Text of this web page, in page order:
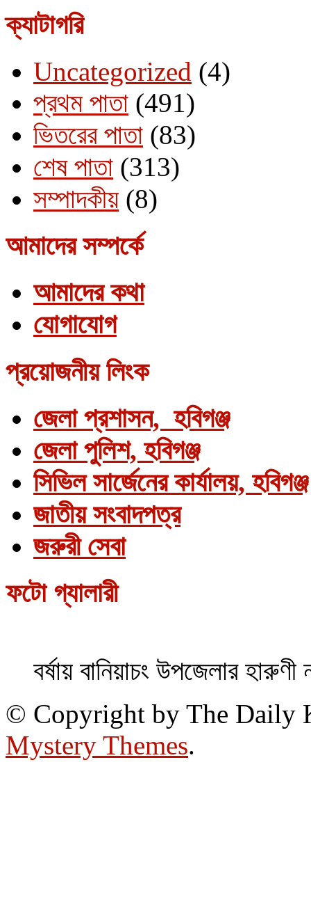
ক্যাটাগরি
Uncategorized (4)
প্রথম পাতা (491)
ভিতরের পাতা (83)
শেষ পাতা (313)
সম্পাদকীয় (8)
আমাদের সম্পর্কে
আমাদের কথা
যোগাযোগ
প্রয়োজনীয় লিংক
জেলা প্রশাসন, হবিগঞ্জ
জেলা পুলিশ, হবিগঞ্জ
সিভিল সার্জেনের কার্যালয়, হবিগঞ্জ
জাতীয় সংবাদপত্র
জরুরী সেবা
ফটো গ্যালারী
বর্ষায় বানিয়াচং উপজেলার হারুণী
© Copyright by The Daily
Mystery Themes.